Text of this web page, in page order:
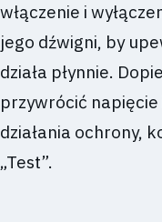
włączenie i
jego dźwigni, by
działa płynnie.
przywrócić
działania ochrony,
„Test”.